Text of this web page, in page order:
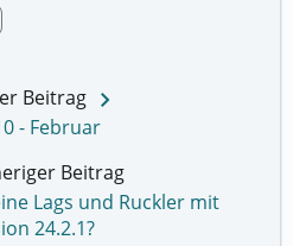
Beitrag
Lags und Ruckler mit
24.2.1?
Beitrag keyboard_arrow_right
- Februar